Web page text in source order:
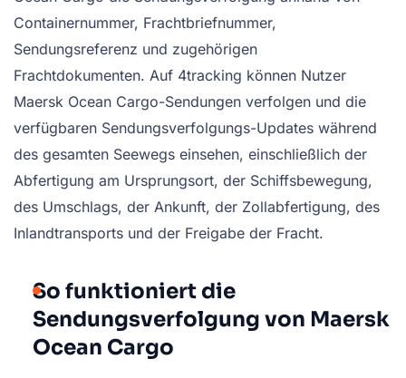
Containernummer, Frachtbriefnummer,
Sendungsreferenz und zugehörigen
Frachtdokumenten. Auf 4tracking können Nutzer
Maersk Ocean Cargo-Sendungen verfolgen und die
verfügbaren Sendungsverfolgungs-Updates während
des gesamten Seewegs einsehen, einschließlich der
Abfertigung am Ursprungsort, der Schiffsbewegung,
des Umschlags, der Ankunft, der Zollabfertigung, des
Inlandtransports und der Freigabe der Fracht.
So funktioniert die
Sendungsverfolgung von Maersk
Ocean Cargo